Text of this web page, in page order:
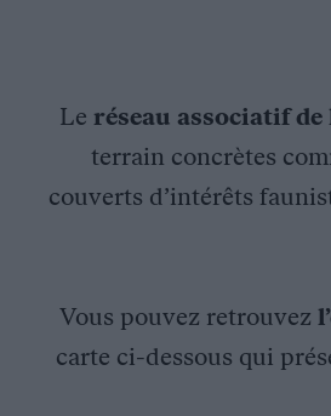
Le réseau associatif de
terrain concrètes
couverts d’intérêts
Vous pouvez retrouvez
carte ci-dessous qui